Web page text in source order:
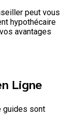
peut vous
hypothécaire
avantages
Ligne
guides sont